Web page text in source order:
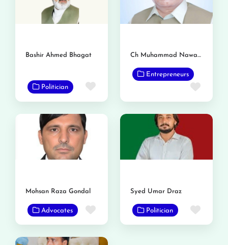
Bashir Ahmed Bhagat
Politician Favorite
Ch Muhammad Nawaz Gondal (Tajey Ka)
Entrepreneurs
Mohsan Raza Gondal
Advocates Favorite
Syed Umar Draz
Politician